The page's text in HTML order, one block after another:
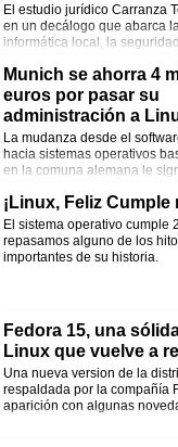
El estudio jurídico Carranza
en un decálogo que abarca
informática local, la
las soluciones, entre otras
Munich se ahorra 4
euros por pasar su
administración a
La mudanza desde el
hacia sistemas operativos
en la comuna alemana le
¡Linux, Feliz Cumple
El sistema operativo cumple
repasamos alguno de los
importantes de su historia.
Fedora 15, una
Linux que vuelve a
Una nueva version de la
respaldada por la compañía
aparición con algunas